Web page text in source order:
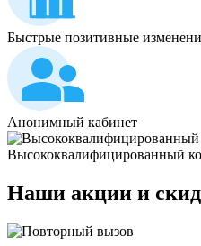
Быстрые позитивные
Анонимный кабинет
Высококвалифицированный
Наши акции и